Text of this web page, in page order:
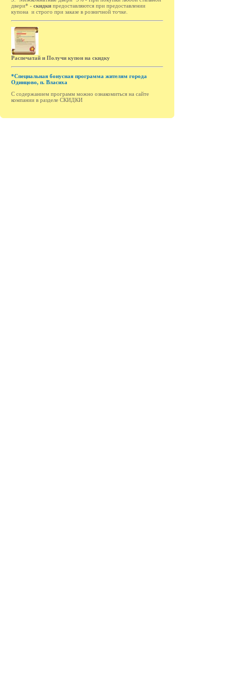
двери* - cкидки предоставляются при предоставлении
купона и строго при заказе в розничной точке.
Распечатай и Получи купон на скидку
*Специальная бонусная программа жителям города
Одинцово, п. Власиха
С содержанием программ можно ознакомиться на сайте
компании в разделе СКИДКИ